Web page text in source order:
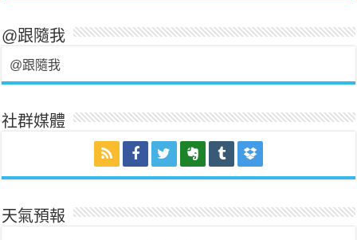
@跟隨我
@跟隨我
社群媒體
天氣預報